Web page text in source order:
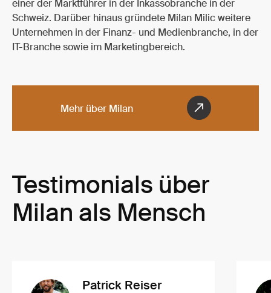
einer der Marktführer in der Inkassobranche in der
Schweiz. Darüber hinaus gründete Milan Milic weitere
Unternehmen in der Finanz- und Medienbranche, in der
IT-Branche sowie im Marketingbereich.
Mehr über Milan
Testimonials über
Milan als Mensch
Patrick Reiser